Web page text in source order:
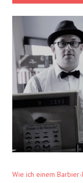
Wie ich einem